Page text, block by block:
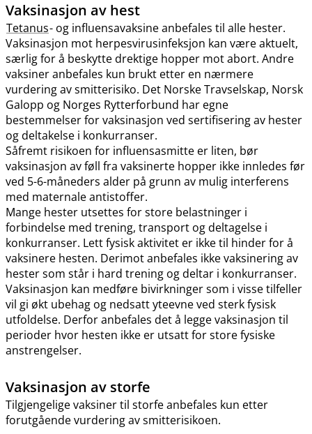
Vaksinasjon av hest
Tetanus- og influensavaksine anbefales til alle hester.
Vaksinasjon mot herpesvirusinfeksjon kan være aktuelt,
særlig for å beskytte drektige hopper mot abort. Andre
vaksiner anbefales kun brukt etter en nærmere
vurdering av smitterisiko. Det Norske Travselskap, Norsk
Galopp og Norges Rytterforbund har egne
bestemmelser for vaksinasjon ved sertifisering av hester
og deltakelse i konkurranser.
Såfremt risikoen for influensasmitte er liten, bør
vaksinasjon av føll fra vaksinerte hopper ikke innledes før
ved 5-6-måneders alder på grunn av mulig interferens
med maternale antistoffer.
Mange hester utsettes for store belastninger i
forbindelse med trening, transport og deltagelse i
konkurranser. Lett fysisk aktivitet er ikke til hinder for å
vaksinere hesten. Derimot anbefales ikke vaksinering av
hester som står i hard trening og deltar i konkurranser.
Vaksinasjon kan medføre bivirkninger som i visse tilfeller
vil gi økt ubehag og nedsatt yteevne ved sterk fysisk
utfoldelse. Derfor anbefales det å legge vaksinasjon til
perioder hvor hesten ikke er utsatt for store fysiske
anstrengelser.
Vaksinasjon av storfe
Tilgjengelige vaksiner til storfe anbefales kun etter
forutgående vurdering av smitterisikoen.